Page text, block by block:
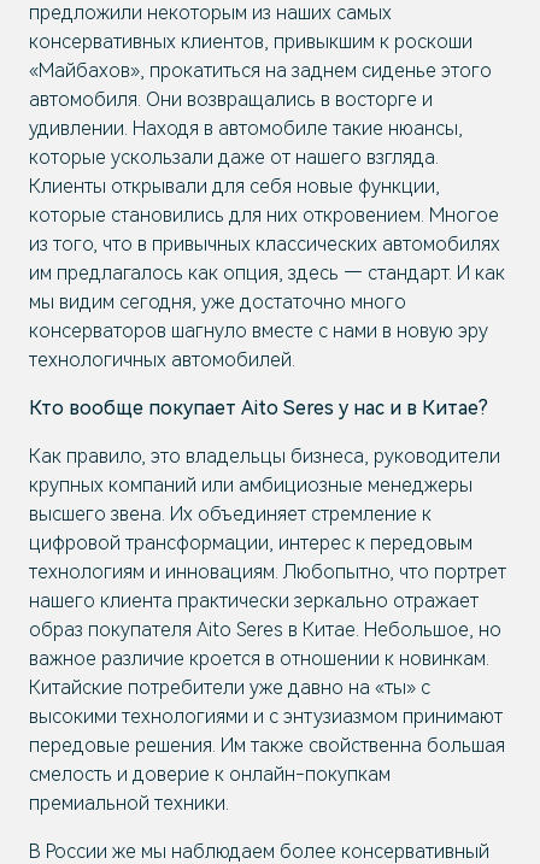
предложили некоторым из наших самых
консервативных клиентов, привыкшим к роскоши
«Майбахов», прокатиться на заднем сиденье этого
автомобиля. Они возвращались в восторге и
удивлении. Находя в автомобиле такие нюансы,
которые ускользали даже от нашего взгляда.
Клиенты открывали для себя новые функции,
которые становились для них откровением. Многое
из того, что в привычных классических автомобилях
им предлагалось как опция, здесь — стандарт. И как
мы видим сегодня, уже достаточно много
консерваторов шагнуло вместе с нами в новую эру
технологичных автомобилей.
Кто вообще покупает Aito Seres у нас и в Китае?
Как правило, это владельцы бизнеса, руководители
крупных компаний или амбициозные менеджеры
высшего звена. Их объединяет стремление к
цифровой трансформации, интерес к передовым
технологиям и инновациям. Любопытно, что портрет
нашего клиента практически зеркально отражает
образ покупателя Aito Seres в Китае. Небольшое, но
важное различие кроется в отношении к новинкам.
Китайские потребители уже давно на «ты» с
высокими технологиями и с энтузиазмом принимают
передовые решения. Им также свойственна большая
смелость и доверие к онлайн-покупкам
премиальной техники.
В России же мы наблюдаем более консервативный